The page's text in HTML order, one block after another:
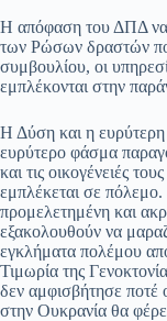
Η απόφαση του ΔΠΔ να
των Ρώσων δραστών
συμβουλίου, οι
εμπλέκονται στην
Η Δύση και η ευρύτερη
ευρύτερο φάσμα
και τις οικογένειές
εμπλέκεται σε
προμελετημένη και
εξακολουθούν να
εγκλήματα πολέμου
Τιμωρία της
δεν αμφισβήτησε ποτέ
στην Ουκρανία θα